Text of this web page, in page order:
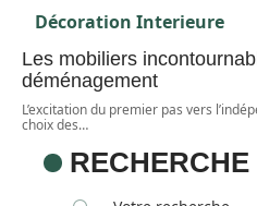
Décoration Interieure
Les mobiliers
déménagement
L’excitation du premier pas vers
choix des…
RECHERCHE